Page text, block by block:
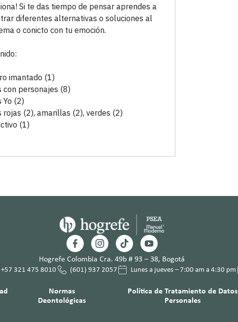
Si te das tiempo de pensar aprendes a
diferentes alternativas o soluciones al
o conicto con tu emoción.
imantado (1)
con personajes (8)
Yo (2)
rojas (2), amarillas (2), verdes (2)
(1)
Hogrefe Colombia Cra. 49b # 93 – 38, Bogotá
+57 321 475 8010 (601) 937 2057 Lunes a jueves – 7:00 am a 4:30 pm
Normas
Deontológicas
Política de Tratamiento de Datos
Personales